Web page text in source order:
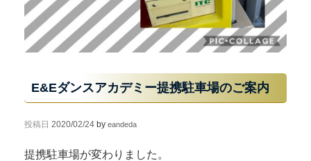
E&Eダンスアカデミー提携駐車場のご案内
投稿日 2020/02/24 by eandeda
提携駐車場が変わりました。